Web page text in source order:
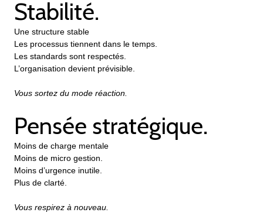
Stabilité.
Une structure stable
Les processus tiennent dans le temps.
Les standards sont respectés.
L’organisation devient prévisible.
Vous sortez du mode réaction.
Pensée stratégique.
Moins de charge mentale
Moins de micro gestion.
Moins d’urgence inutile.
Plus de clarté.
Vous respirez à nouveau.